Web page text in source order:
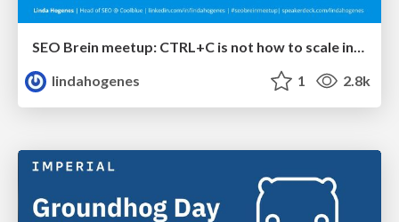
lindahogenes
1 2.8k